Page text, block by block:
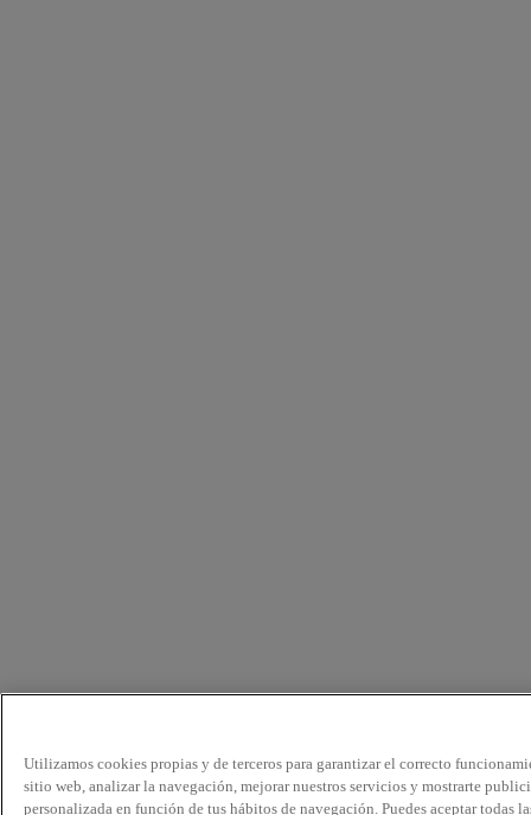
Utilizamos cookies propias y de terceros para garantizar el correcto
sitio web, analizar la navegación, mejorar nuestros servicios y mostrarte
personalizada en función de tus hábitos de navegación. Puedes aceptar todas